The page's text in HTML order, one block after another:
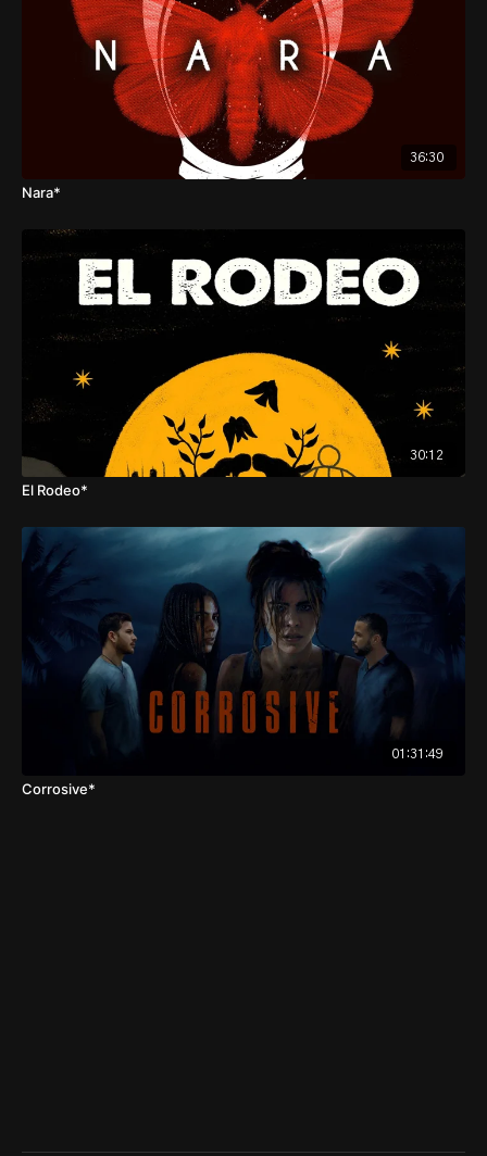
36:30
Nara*
30:12
El Rodeo*
01:31:49
Corrosive*